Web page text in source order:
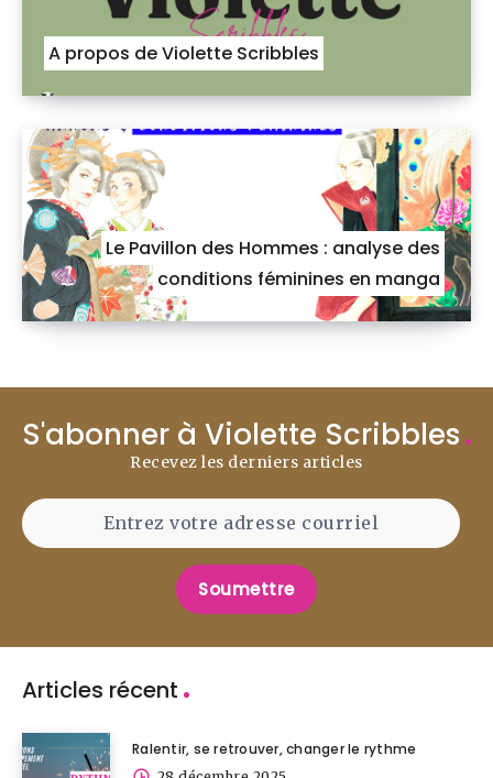
A propos de Violette Scribbles
Le Pavillon des Hommes : analyse des
conditions féminines en manga
S'abonner à Violette Scribbles
Recevez les derniers articles
Soumettre
Articles récent
Ralentir, se retrouver, changer le rythme